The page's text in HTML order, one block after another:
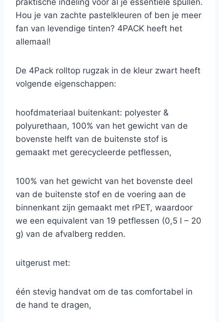
praktische indeling voor al je essentiële spullen.
Hou je van zachte pastelkleuren of ben je meer
fan van levendige tinten? 4PACK heeft het
allemaal!
De 4Pack rolltop rugzak in de kleur zwart heeft
volgende eigenschappen:
hoofdmateriaal buitenkant: polyester &
polyurethaan, 100% van het gewicht van de
bovenste helft van de buitenste stof is
gemaakt met gerecycleerde petflessen,
100% van het gewicht van het bovenste deel
van de buitenste stof en de voering aan de
binnenkant zijn gemaakt met rPET, waardoor
we een equivalent van 19 petflessen (0,5 l – 20
g) van de afvalberg redden.
uitgerust met:
één stevig handvat om de tas comfortabel in
de hand te dragen,